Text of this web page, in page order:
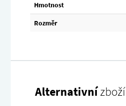
Hmotnost
Rozměr
Alternativnízboží